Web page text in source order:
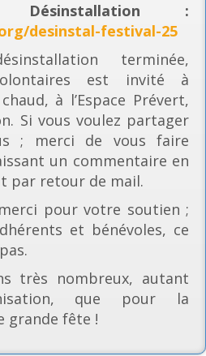
Désinstallation :
desinstal-festival-25
terminée,
est invité à
à l’Espace Prévert,
Si vous voulez partager
; merci de vous faire
un commentaire en
par retour de mail.
pour votre soutien ;
et bénévoles, ce
très nombreux, autant
que pour la
grande fête !